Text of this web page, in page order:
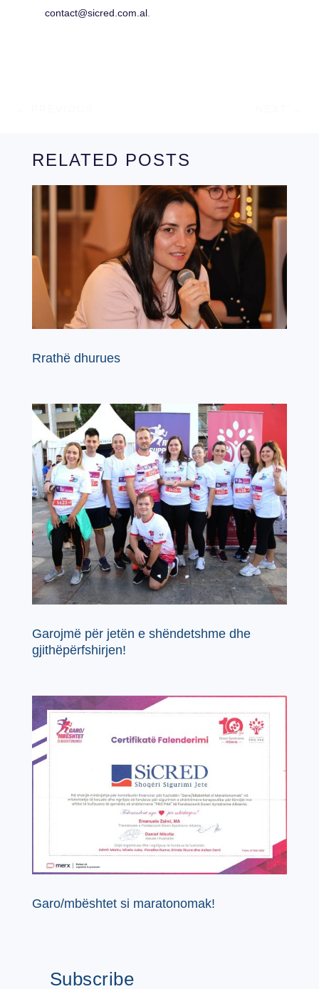
contact@sicred.com.al.
RELATED POSTS
Rrathë dhurues
Garojmë për jetën e shëndetshme dhe
gjithëpërfshirjen!
Garo/mbështet si maratonomak!
Subscribe